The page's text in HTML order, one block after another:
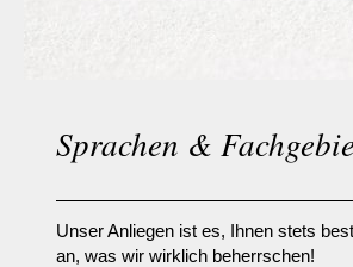
Sprachen &
Unser Anliegen ist es, Ihnen stets
an, was wir wirklich beherrschen!